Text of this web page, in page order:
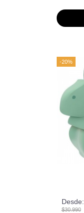
-20%
Desde:
$30.990